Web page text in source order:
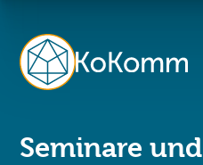
Seminare und